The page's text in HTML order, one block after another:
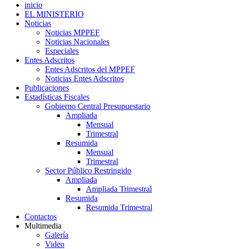
inicio
EL MINISTERIO
Noticias
Noticias MPPEF
Noticias Nacionales
Especiales
Entes Adscritos
Entes Adscritos del MPPEF
Noticias Entes Adscritos
Publicaciones
Estadísticas Fiscales
Gobierno Central Presupuestario
Ampliada
Mensual
Trimestral
Resumida
Mensual
Trimestral
Sector Público Restringido
Ampliada
Ampliada Trimestral
Resumida
Resumida Trimestral
Contactos
Multimedia
Galería
Video